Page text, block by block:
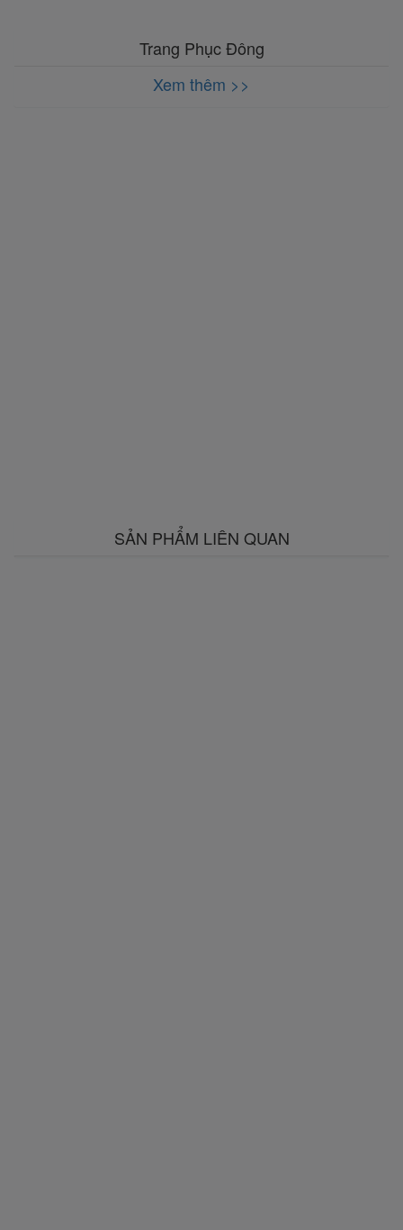
Trang Phục Đông
Xem thêm >>
SẢN PHẨM LIÊN QUAN